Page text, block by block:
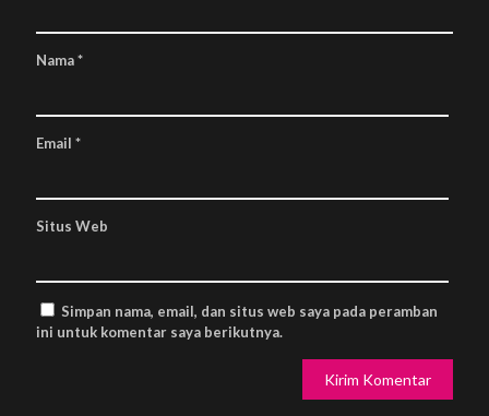
Nama*
Email *
Situs Web
Simpan nama, email, dan situs web saya pada peramban
ini untuk komentar saya berikutnya.